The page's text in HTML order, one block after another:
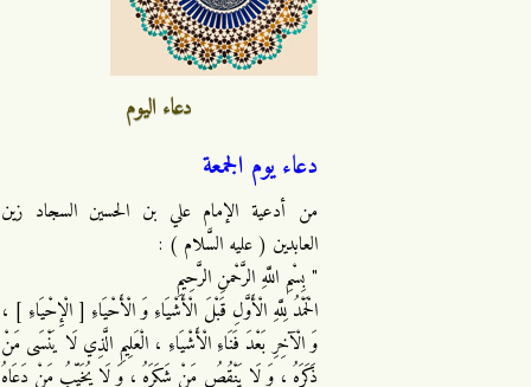
دعاء اليوم
دعاء يوم الجمعة
من أدعية الإمام علي بن الحسين السجاد زين
العابدين ( عليه السَّلام ) :
" بِسْمِ اللَّهِ الرَّحْمنِ الرَّحِيمِ
الْحَمْدُ لِلَّهِ الْأَوَّلِ قَبْلَ الْأَشْيَاءِ وَ الْأَحْيَاءِ [ الْإِحْيَاءِ ] ،
وَ الْآخِرِ بَعْدَ فَنَاءِ الْأَشْيَاءِ ، الْعَلِيمِ الَّذِي لَا يَنْسَى مَنْ
ذَكَرَهُ ، وَ لَا يَنْقُصُ مَنْ شَكَرَهُ ، وَ لَا يُخَيِّبُ مَنْ دَعَاهُ